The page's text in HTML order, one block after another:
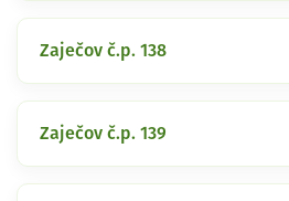
Zaječov č.p. 138
Zaječov č.p. 139